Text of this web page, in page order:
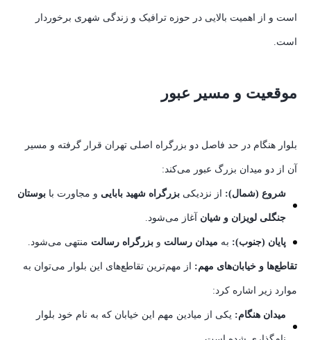
است و از اهمیت بالایی در حوزه ترافیک و زندگی شهری برخوردار
است.
موقعیت و مسیر عبور
بلوار هنگام در حد فاصل دو بزرگراه اصلی تهران قرار گرفته و مسیر
آن از دو میدان بزرگ عبور می‌کند:
شروع (شمال): از نزدیکی بزرگراه شهید بابایی و مجاورت با بوستان
جنگلی لویزان و شیان آغاز می‌شود.
پایان (جنوب): به میدان رسالت و بزرگراه رسالت منتهی می‌شود.
تقاطع‌ها و خیابان‌های مهم: از مهم‌ترین تقاطع‌های این بلوار می‌توان به
موارد زیر اشاره کرد:
میدان هنگام: یکی از میادین مهم این خیابان که به نام خود بلوار